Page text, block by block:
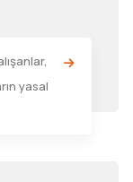
,
yasal